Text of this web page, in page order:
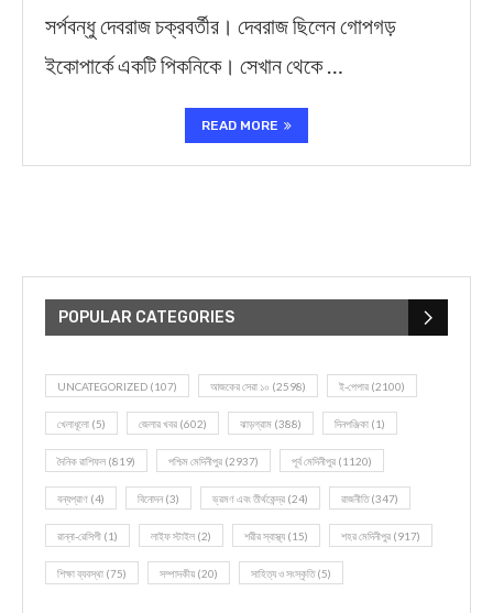
সর্পবন্ধু দেবরাজ চক্রবর্তীর। দেবরাজ ছিলেন গোপগড়
ইকোপার্কে একটি পিকনিকে। সেখান থেকে …
READ MORE
POPULAR CATEGORIES
UNCATEGORIZED (107) আজকের সেরা ১০ (2598) ই-পেপার (2100)
খেলাধূলো (5) জেলার খবর (602) ঝাড়গ্রাম (388) দিনপঞ্জিকা (1)
দৈনিক রাশিফল (819) পশ্চিম মেদিনীপুর (2937) পূর্ব মেদিনীপুর (1120)
বন্যপ্রাণ (4) বিনোদন(3) ভ্রমণ এবং তীর্থকেন্দ্র (24) রাজনীতি(347)
রান্না-রেসিপী (1) লাইফ স্টাইল (2) শরীর স্বাস্থ্য (15) শহর মেদিনীপুর (917)
শিক্ষা ব্যবস্থা (75) সম্পাদকীয় (20) সাহিত্য ও সংস্কৃতি(5)